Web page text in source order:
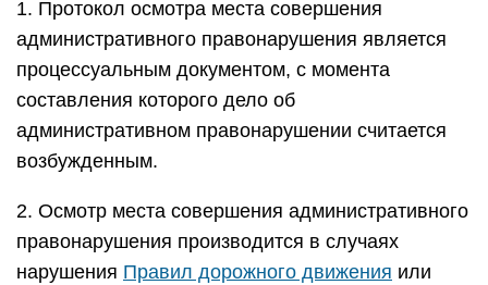
1. Протокол осмотра места совершения
административного правонарушения является
процессуальным документом, с момента
составления которого дело об
административном правонарушении считается
возбужденным.
2. Осмотр места совершения административного
правонарушения производится в случаях
нарушения Правил дорожного движения или